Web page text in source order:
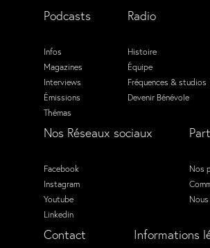
Podcasts
Infos
Magazines
Interviews
Émissions
Thémas
Radio
Histoire
Équipe
Fréquences & studios
Devenir Bénévole
Nos Réseaux sociaux
Facebook
Instagram
Youtube
Linkedin
Nos
Contact Informations